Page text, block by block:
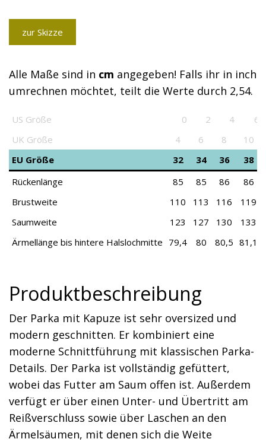
zur Skizze
Alle Maße sind in cm angegeben! Falls ihr in inch
umrechnen möchtet, teilt die Werte durch 2,54.
US Größe 0 2 4
6
US Größe
0 2 4 6
UK Größe 4 6 8
10
EU Größe
32 34 36
38
Rückenlänge
85 85 86
86
Brustweite
110 113 116 119
Saumweite
123 127 130 133
Ärmellänge bis hintere Halslochmitte 79,4 80 80,5 81,1
Produktbeschreibung
Der Parka mit Kapuze ist sehr oversized und
modern geschnitten. Er kombiniert eine
moderne Schnittführung mit klassischen Parka-
Details. Der Parka ist vollständig gefüttert,
wobei das Futter am Saum offen ist. Außerdem
verfügt er über einen Unter- und Übertritt am
Reißverschluss sowie über Laschen an den
Ärmelsäumen, mit denen sich die Weite